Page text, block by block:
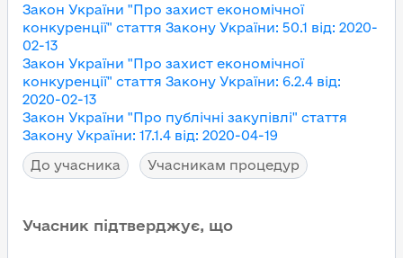
Закон України "Про захист економічної
конкуренції" стаття Закону України: 50.1 від: 2020-
02-13
Закон України "Про захист економічної
конкуренції" стаття Закону України: 6.2.4 від:
2020-02-13
Закон України "Про публічні закупівлі" стаття
Закону України: 17.1.4 від: 2020-04-19
До учасника
Учасникам процедур
Учасник підтверджує, що